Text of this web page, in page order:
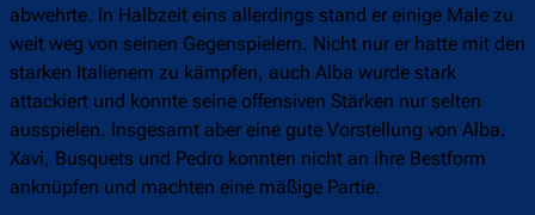
abwehrte. In Halbzeit eins allerdings stand er einige Male zu
weit weg von seinen Gegenspielern. Nicht nur er hatte mit den
starken Italienern zu kämpfen, auch Alba wurde stark
attackiert und konnte seine offensiven Stärken nur selten
ausspielen. Insgesamt aber eine gute Vorstellung von Alba.
Xavi, Busquets und Pedro konnten nicht an ihre Bestform
anknüpfen und machten eine mäßige Partie.